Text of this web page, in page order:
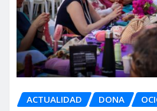
ACTUALIDAD DONA